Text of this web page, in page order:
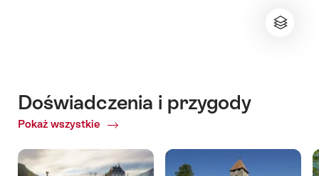
Doświadczenia i przygody
Pokaż wszystkie
ofDoświadczenia